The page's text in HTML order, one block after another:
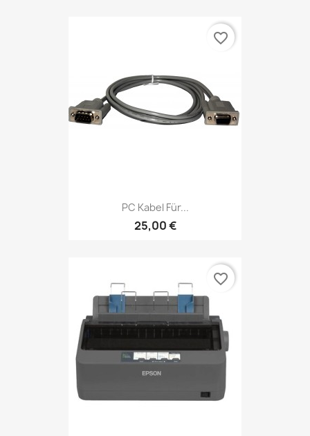
PC Kabel Für...
25,00 €
favorite_border
favorite_border